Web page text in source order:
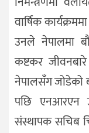
वार्षिक
उनले नेपालमा
कष्टकर
नेपालसँग जोडेको
पछि एनआरएन
संस्थापक सचिब